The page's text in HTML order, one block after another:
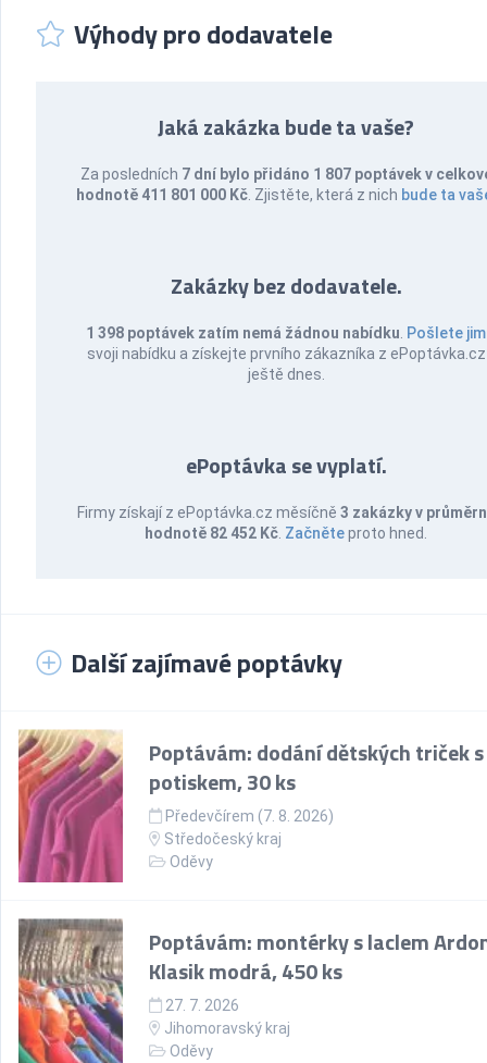
Výhody pro dodavatele
Jaká zakázka bude ta vaše?
Za posledních 7 dní bylo přidáno 1 807 poptávek v
hodnotě 411 801 000 Kč . Zjistěte, která z nich bude ta
Zakázky bez dodavatele.
1 398 poptávek zatím nemá žádnou nabídku Pošlete jim
svoji nabídku a získejte prvního zákazníka z ePoptávka.cz
ještě dnes.
ePoptávka se vyplatí.
Firmy získají z ePoptávka.cz měsíčně 3 zakázky v
hodnotě 82 452 Kč Začněteproto hned.
Další zajímavé poptávky
Poptávám: dodání dětských triček s
potiskem, 30 ks
Předevčírem (7. 8. 2026)
Středočeský kraj
Oděvy
Poptávám: montérky s laclem
Klasik modrá, 450 ks
27. 7. 2026
Jihomoravský kraj
Oděvy